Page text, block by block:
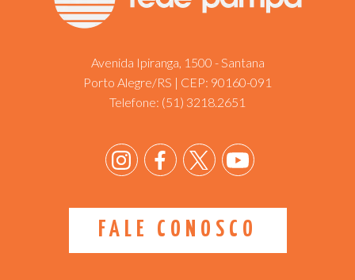
Avenida Ipiranga, 1500 - Santana
Porto Alegre/RS | CEP: 90160-091
Telefone: (51) 3218.2651
FALE CONOSCO